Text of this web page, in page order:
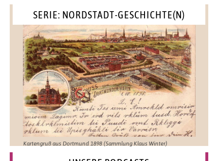
SERIE: NORDSTADT-GESCHICHTE(N)
Kartengruß aus Dortmund 1898 (Sammlung Klaus Winter)